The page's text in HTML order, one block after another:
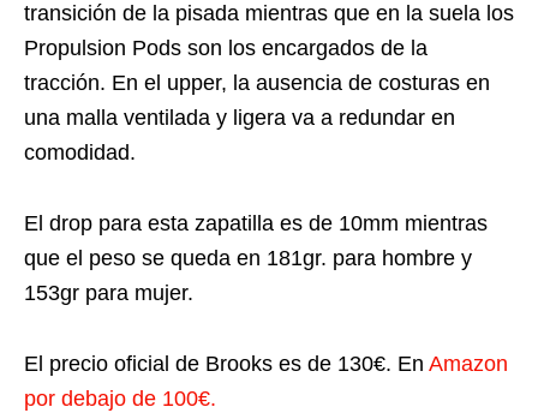
transición de la pisada mientras que en la suela los
Propulsion Pods son los encargados de la
tracción. En el upper, la ausencia de costuras en
una malla ventilada y ligera va a redundar en
comodidad.
El drop para esta zapatilla es de 10mm mientras
que el peso se queda en 181gr. para hombre y
153gr para mujer.
El precio oficial de Brooks es de 130€. En Amazon
por debajo de 100€.